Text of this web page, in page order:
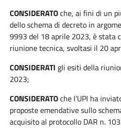
CONSIDERATOche, ai fini di un
dello schema di decreto in
9993 del 18 aprile 2023, è stata
riunione tecnica, svoltasi il 20
CONSIDERATI gli esiti della
2023;
CONSIDERATOche l’UPI ha
proposte emendative sullo
acquisito al protocollo DAR n.